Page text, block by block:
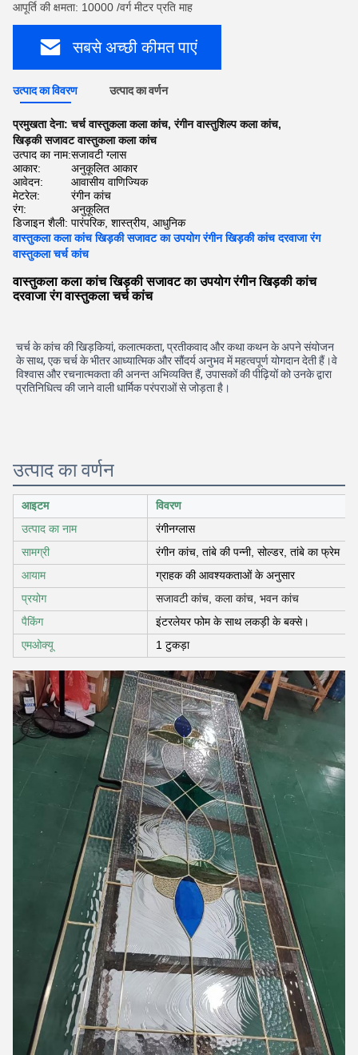
आपूर्ति की क्षमता: 10000 /वर्ग मीटर प्रति माह
सबसे अच्छी कीमत पाएं
उत्पाद का विवरण उत्पाद का वर्णन
प्रमुखता देना:चर्च वास्तुकला कला कांच,रंगीन वास्तुशिल्प कला कांच,
खिड़की सजावट वास्तुकला कला कांच
उत्पाद का नाम:सजावटी ग्लास
आकार:
अनुकूलित आकार
आवेदन:
आवासीय वाणिज्यिक
मेटरेल:
रंगीन कांच
रंग:
अनुकूलित
डिजाइन शैली: पारंपरिक, शास्त्रीय, आधुनिक
वास्तुकला कला कांच खिड़की सजावट का उपयोग रंगीन खिड़की कांच दरवाजा रंग
वास्तुकला चर्च कांच
वास्तुकला कला कांच खिड़की सजावट का उपयोग रंगीन खिड़की कांच
दरवाजा रंग वास्तुकला चर्च कांच
चर्च के कांच की खिड़कियां, कलात्मकता, प्रतीकवाद और कथा कथन के अपने संयोजन
के साथ, एक चर्च के भीतर आध्यात्मिक और सौंदर्य अनुभव में महत्वपूर्ण योगदान देती हैं।वे
विश्वास और रचनात्मकता की अनन्त अभिव्यक्ति हैं, उपासकों की पीढ़ियों को उनके द्वारा
प्रतिनिधित्व की जाने वाली धार्मिक परंपराओं से जोड़ता है।
उत्पाद का वर्णन
आइटम
विवरण
उत्पाद का नाम
रंगीनग्लास
सामग्री
रंगीन कांच, तांबे की पन्नी, सोल्डर, तांबे का फ्रेम
आयाम
ग्राहक की आवश्यकताओं के अनुसार
प्रयोग
सजावटी कांच, कला कांच, भवन कांच
पैकिंग
इंटरलेयर फोम के साथ लकड़ी के बक्से।
एमओक्यू
1 टुकड़ा